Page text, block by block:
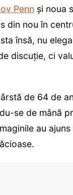
Penn și noua
din nou în
însă, nu
discuție, ci
de 64 de
se de mână
au